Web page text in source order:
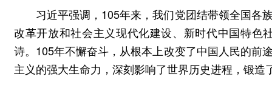
习近平强调，105年来，我们党团结带领全国各
改革开放和社会主义现代化建设、新时代中国特色
诗。105年不懈奋斗，从根本上改变了中国人民的前
主义的强大生命力，深刻影响了世界历史进程，锻